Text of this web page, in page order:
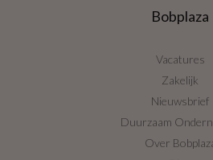
Bobplaza
Vacatures
Zakelijk
Nieuwsbrief
Duurzaam
Over